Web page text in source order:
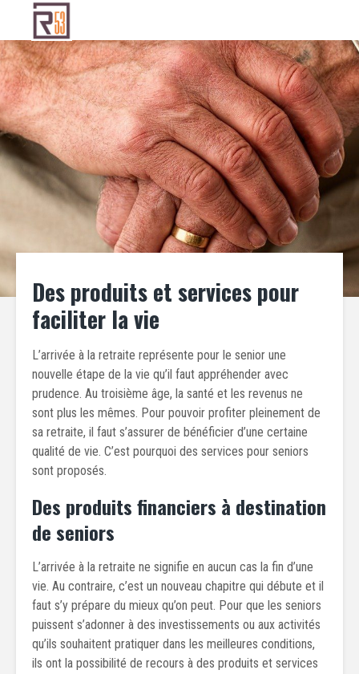
Des produits et services pour
faciliter la vie
L’arrivée à la retraite représente pour le senior une
nouvelle étape de la vie qu’il faut appréhender avec
prudence. Au troisième âge, la santé et les revenus ne
sont plus les mêmes. Pour pouvoir profiter pleinement de
sa retraite, il faut s’assurer de bénéficier d’une certaine
qualité de vie. C’est pourquoi des services pour seniors
sont proposés.
Des produits financiers à destination
de seniors
L’arrivée à la retraite ne signifie en aucun cas la fin d’une
vie. Au contraire, c’est un nouveau chapitre qui débute et il
faut s’y prépare du mieux qu’on peut. Pour que les seniors
puissent s’adonner à des investissements ou aux activités
qu’ils souhaitent pratiquer dans les meilleures conditions,
ils ont la possibilité de recours à des produits et services